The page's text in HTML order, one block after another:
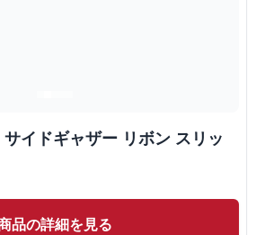
イドギャザー リボン スリッ
品の詳細を見る